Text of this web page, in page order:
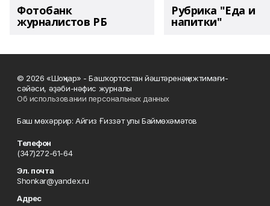
Фотобанк
журналистов РБ
Рубрика "Еда и
напитки"
© 2026 «Шоңҡар» - Башҡортостан йәштәренәң ижтимағи-
сәйәси, әҙәби-нәфис журналы
Об использовании персональных данных
Баш мөхәррир: Айгиз Ғиззәт улы Баймөхәмәтов
Телефон
(347)272-61-64
Эл. почта
Shonkar@yandex.ru
Адрес